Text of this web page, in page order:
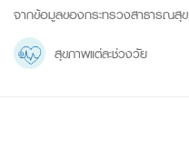
จากข้อมูลของกระทรวงสาธารณสุข
สุขภาพแต่ละช่วงวัย